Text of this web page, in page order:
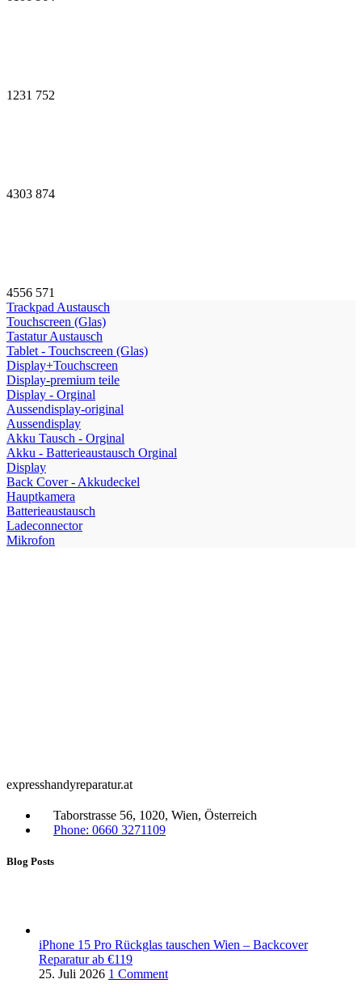
1231 752
4303 874
4556 571
Trackpad Austausch
Touchscreen (Glas)
Tastatur Austausch
Tablet - Touchscreen (Glas)
Display+Touchscreen
Display-premium teile
Display - Orginal
Aussendisplay-original
Aussendisplay
Akku Tausch - Orginal
Akku - Batterieaustausch Orginal
Display
Back Cover - Akkudeckel
Hauptkamera
Batterieaustausch
Ladeconnector
Mikrofon
expresshandyreparatur.at
Taborstrasse 56, 1020, Wien, Österreich
Phone: 0660 3271109
Blog Posts
iPhone 15 Pro Rückglas tauschen Wien – Backcover
Reparatur ab €119
25. Juli 2026 1 Comment